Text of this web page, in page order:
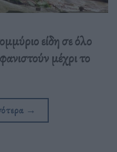
είδη σε όλο
μέχρι το
→